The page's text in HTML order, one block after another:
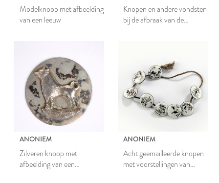
Modelknoop met afbeelding
van een leeuw
Knopen en andere vondsten
bij de afbraak van de
ANONIEM
Zilveren knoop met
afbeelding van een
ANONIEM
Acht geëmailleerde knopen
met voorstellingen van